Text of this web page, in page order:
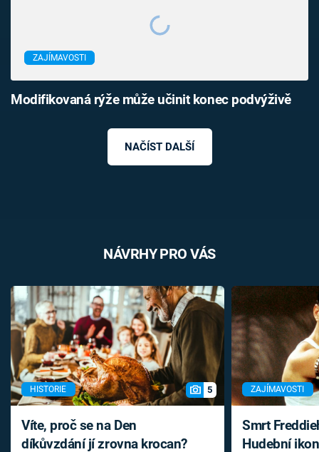
ZAJÍMAVOSTI
Modifikovaná rýže může učinit konec podvýživě
NAČÍST DALŠÍ
NÁVRHY PRO VÁS
HISTORIE 5
Víte, proč se na Den
díkůvzdání jí zrovna krocan?
ZAJÍMAVOSTI
Smrt
Hudební